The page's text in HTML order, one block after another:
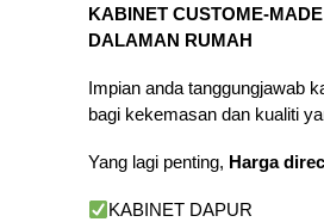
KABINET CUSTOME-
DALAMAN RUMAH
Impian anda tanggungjawab
bagi kekemasan dan kualiti
Yang lagi penting, Harga
KABINET DAPUR